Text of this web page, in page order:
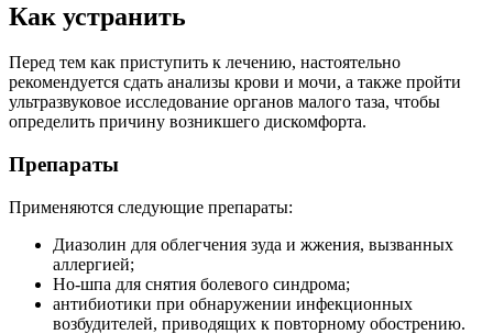
Как устранить
Перед тем как приступить к лечению, настоятельно
рекомендуется сдать анализы крови и мочи, а также пройти
ультразвуковое исследование органов малого таза, чтобы
определить причину возникшего дискомфорта.
Препараты
Применяются следующие препараты:
Диазолин для облегчения зуда и жжения, вызванных
аллергией;
Но-шпа для снятия болевого синдрома;
антибиотики при обнаружении инфекционных
возбудителей, приводящих к повторному обострению.